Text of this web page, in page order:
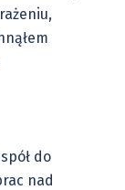
do
nad